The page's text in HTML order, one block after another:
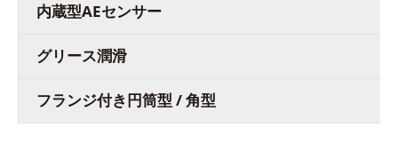
内蔵型AEセンサー
グリース潤滑
フランジ付き円筒型 / 角型